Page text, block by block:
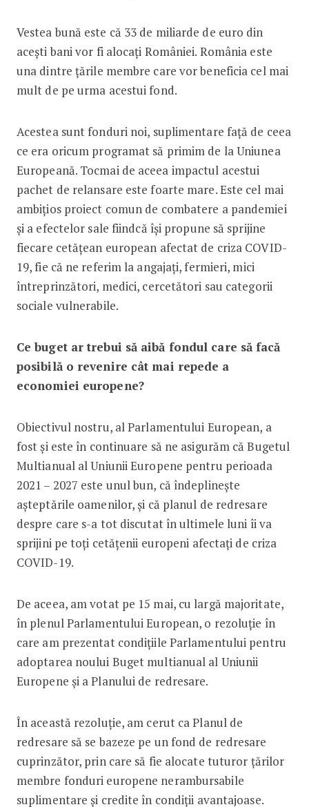
Vestea bună este că 33 de miliarde de euro din
acești bani vor fi alocați României. România este
una dintre țările membre care vor beneficia cel mai
mult de pe urma acestui fond.
Acestea sunt fonduri noi, suplimentare față de ceea
ce era oricum programat să primim de la Uniunea
Europeană. Tocmai de aceea impactul acestui
pachet de relansare este foarte mare. Este cel mai
ambițios proiect comun de combatere a pandemiei
și a efectelor sale fiindcă își propune să sprijine
fiecare cetățean european afectat de criza COVID-
19, fie că ne referim la angajați, fermieri, mici
întreprinzători, medici, cercetători sau categorii
sociale vulnerabile.
Ce buget ar trebui să aibă fondul care să facă
posibilă o revenire cât mai repede a
economiei europene?
Obiectivul nostru, al Parlamentului European, a
fost și este în continuare să ne asigurăm că Bugetul
Multianual al Uniunii Europene pentru perioada
2021 – 2027 este unul bun, că îndeplinește
așteptările oamenilor, și că planul de redresare
despre care s-a tot discutat în ultimele luni îi va
sprijini pe toți cetățenii europeni afectați de criza
COVID-19.
De aceea, am votat pe 15 mai, cu largă majoritate,
în plenul Parlamentului European, o rezoluție în
care am prezentat condițiile Parlamentului pentru
adoptarea noului Buget multianual al Uniunii
Europene și a Planului de redresare.
În această rezoluție, am cerut ca Planul de
redresare să se bazeze pe un fond de redresare
cuprinzător, prin care să fie alocate tuturor țărilor
membre fonduri europene nerambursabile
suplimentare și credite în condiții avantajoase.